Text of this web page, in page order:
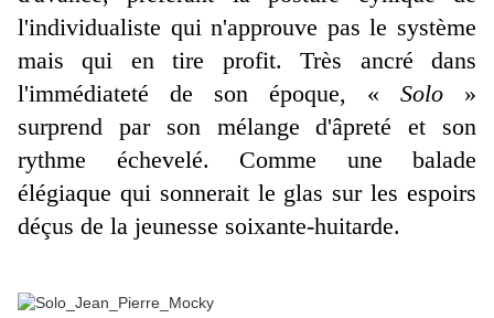
l'individualiste qui n'approuve pas le système
mais qui en tire profit. Très ancré dans
l'immédiateté de son époque, « Solo »
surprend par son mélange d'âpreté et son
rythme échevelé. Comme une balade
élégiaque qui sonnerait le glas sur les espoirs
déçus de la jeunesse soixante-huitarde.